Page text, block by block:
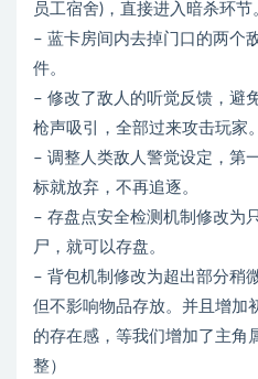
员工宿舍)，直接进入暗杀环节
– 蓝卡房间内去掉门口的两个
件。
– 修改了敌人的听觉反馈，避
枪声吸引，全部过来攻击玩家。
– 调整人类敌人警觉设定，第
标就放弃，不再追逐。
– 存盘点安全检测机制修改为
尸，就可以存盘。
– 背包机制修改为超出部分稍
但不影响物品存放。并且增加
的存在感，等我们增加了主角
整）